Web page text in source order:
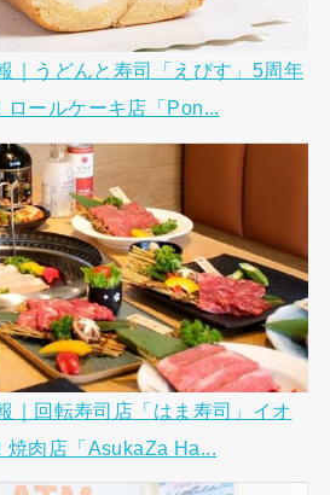
｜うどんと寿司「えびす」5周年
ロールケーキ店「Pon...
｜回転寿司店「はま寿司」イオ
焼肉店「AsukaZa Ha...